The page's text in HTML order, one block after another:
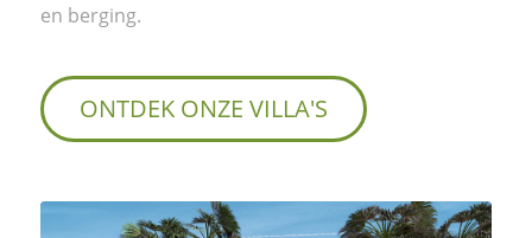
en berging.
ONTDEK ONZE VILLA'S